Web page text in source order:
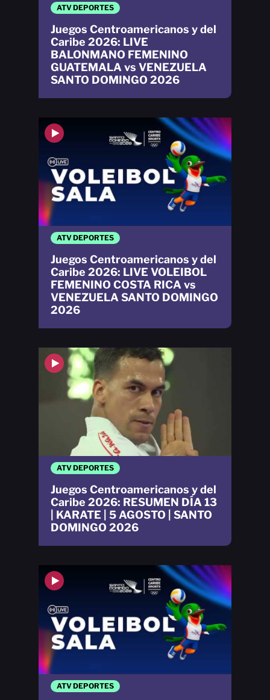
ATV DEPORTES
Juegos Centroamericanos y del
Caribe 2026: LIVE VOLEIBOL
FEMENINO COSTA RICA vs
VENEZUELA SANTO DOMINGO
2026
ATV DEPORTES
Juegos Centroamericanos y del
Caribe 2026: LIVE
BALONMANO FEMENINO
GUATEMALA vs VENEZUELA
SANTO DOMINGO 2026
ATV DEPORTES
ATV DEPORTES
Juegos Centroamericanos y del
Caribe 2026: RESUMEN DÍA 13
| KARATE | 5 AGOSTO | SANTO
DOMINGO 2026